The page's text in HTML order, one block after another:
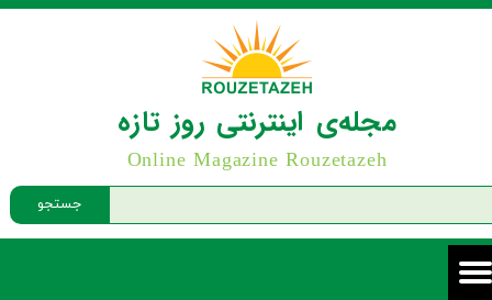
جستجو
مجله‌ی اینترنتی روز تازه
Online Magazine Rouzetazeh